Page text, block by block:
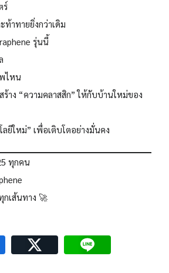
ร์
ท้าทายยิ่งกว่าเดิม
รุ่นนี้
ไหน
ร้าง “ความคลาสสิก” ให้กับบ้านใหม่ของ
ยีใหม่” เพื่อเติบโตอย่างมั่นคง
ทุกคน
กเส้นทาง 🚀